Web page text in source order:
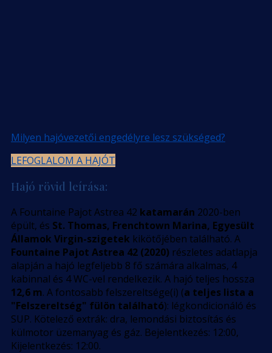
Milyen hajóvezetői engedélyre lesz szükséged?
LEFOGLALOM A HAJÓT
Hajó rövid leírása:
A Fountaine Pajot Astrea 42 katamarán 2020-ben
épült, és St. Thomas, Frenchtown Marina, Egyesült
Államok Virgin-szigetek kikötőjében található. A
Fountaine Pajot Astrea 42 (2020) részletes adatlapja
alapján a hajó legfeljebb 8 fő számára alkalmas, 4
kabinnal és 4 WC-vel rendelkezik. A hajó teljes hossza
12,6 m. A fontosabb felszereltsége(i) (a teljes lista a
"Felszereltség" fülön található): légkondicionáló és
SUP. Kötelező extrák: dra, lemondási biztosítás és
külmotor üzemanyag és gáz. Bejelentkezés: 12:00,
Kijelentkezés: 12:00.